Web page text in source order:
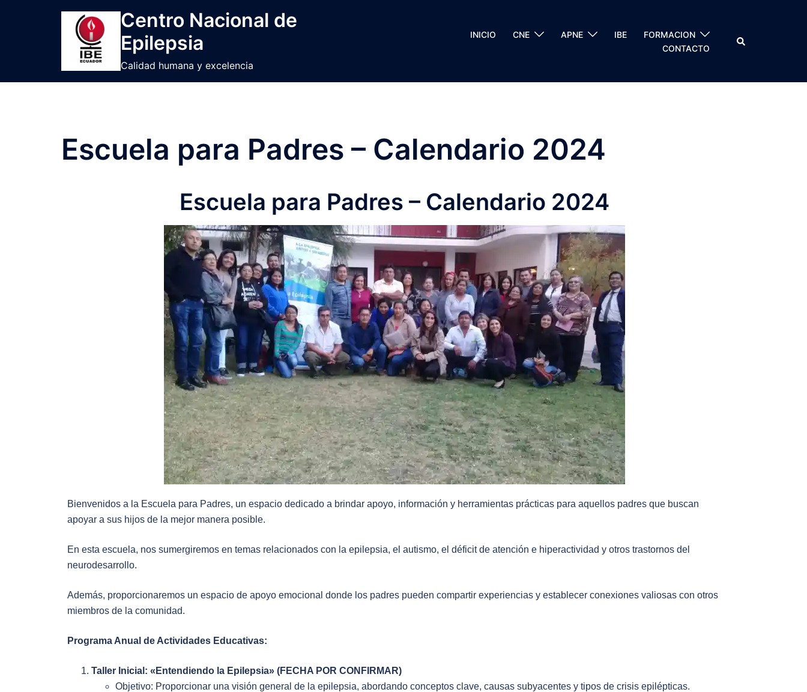
Centro Nacional de
Epilepsia
Calidad humana y excelencia
INICIO CNE APNE IBE
FORMACION
CONTACTO
Escuela para Padres – Calendario 2024
Escuela para Padres – Calendario 2024
Bienvenidos a la Escuela para Padres, un espacio dedicado a brindar apoyo, información y herramientas prácticas para aquellos padres que buscan
apoyar a sus hijos de la mejor manera posible.
En esta escuela, nos sumergiremos en temas relacionados con la epilepsia, el autismo, el déficit de atención e hiperactividad y otros trastornos del
neurodesarrollo.
Además, proporcionaremos un espacio de apoyo emocional donde los padres pueden compartir experiencias y establecer conexiones valiosas con otros
miembros de la comunidad.
Programa Anual de Actividades Educativas:
Taller Inicial: «Entendiendo la Epilepsia» (FECHA POR CONFIRMAR)
Objetivo: Proporcionar una visión general de la epilepsia, abordando conceptos clave, causas subyacentes y tipos de crisis epilépticas.